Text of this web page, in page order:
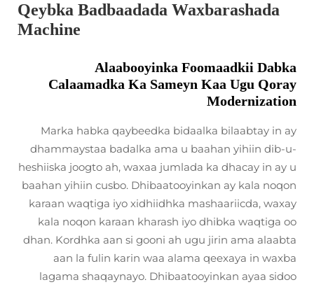
Qeybka Badbaadada Waxbarashada
Machine
Alaabooyinka Foomaadkii Dabka
Calaamadka Ka Sameyn Kaa Ugu Qoray
Modernization
Marka habka qaybeedka bidaalka bilaabtay in ay
dhammaystaa badalka ama u baahan yihiin dib-u-
heshiiska joogto ah, waxaa jumlada ka dhacay in ay u
baahan yihiin cusbo. Dhibaatooyinkan ay kala noqon
karaan waqtiga iyo xidhiidhka mashaariicda, waxay
kala noqon karaan kharash iyo dhibka waqtiga oo
dhan. Kordhka aan si gooni ah ugu jirin ama alaabta
aan la fulin karin waa alama qeexaya in waxba
lagama shaqaynayo. Dhibaatooyinkan ayaa sidoo